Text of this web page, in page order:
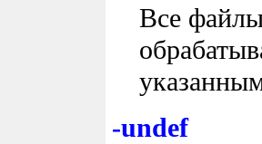
Все
-undef